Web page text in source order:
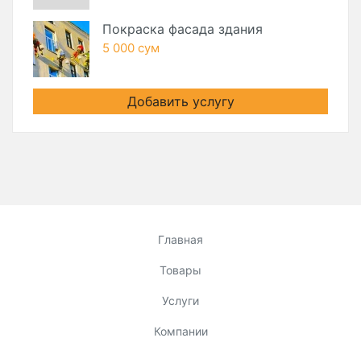
Покраска фасада здания
5 000 сум
Добавить услугу
Главная
Товары
Услуги
Компании